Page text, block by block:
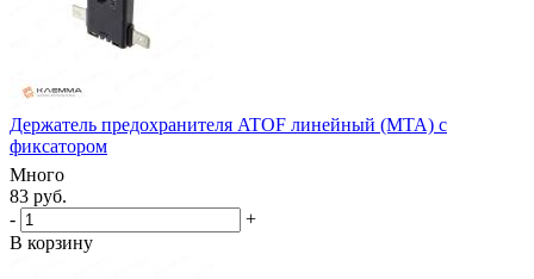
Держатель предохранителя ATOF линейный (MTA) с
фиксатором
Много
83 руб.
-
+
В корзину